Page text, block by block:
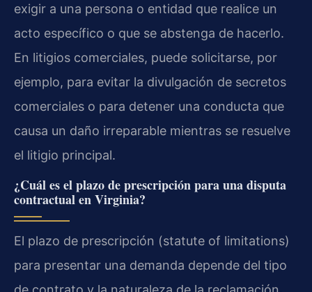
exigir a una persona o entidad que realice un
acto específico o que se abstenga de hacerlo.
En litigios comerciales, puede solicitarse, por
ejemplo, para evitar la divulgación de secretos
comerciales o para detener una conducta que
causa un daño irreparable mientras se resuelve
el litigio principal.
¿Cuál es el plazo de prescripción para una disputa
contractual en Virginia?
El plazo de prescripción (statute of limitations)
para presentar una demanda depende del tipo